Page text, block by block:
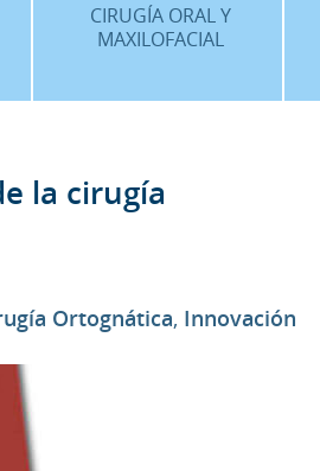
CIRUGÍA ORAL Y
MAXILOFACIAL
FAQS
la cirugía
Ortognática, Innovación